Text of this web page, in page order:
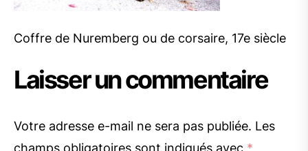
Coffre de Nuremberg ou de corsaire, 17e siècle
Laisser un commentaire
Votre adresse e-mail ne sera pas publiée. Les
champs obligatoires sont indiqués avec *